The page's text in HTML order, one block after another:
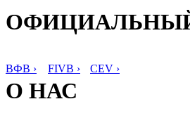
ВФВ › FIVB › CEV ›
О НАС